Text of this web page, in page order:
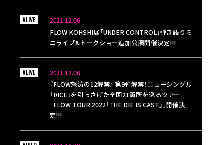
2021.12.06
FLOW KOHSHI展「UNDER CONTROL」弾き語りミ
ニライブ&トークショー追加公演開催決定!!!
#LIVE
2021.12.06
『FLOW怒涛の12解禁』 第9弾解禁！ニューシングル
「DICE」を引っさげた全国21箇所を巡るツアー
『FLOW TOUR 2022「THE DIE IS CAST」』開催決
定!!!
#LIVE